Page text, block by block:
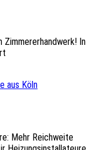
Zimmererhandwerk! In
Mehr Reichweite